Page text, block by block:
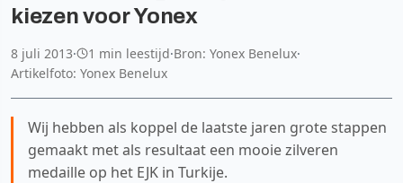
kiezen voor Yonex
8 juli 2013· 1 min leestijd·Bron: Yonex Benelux·
Artikelfoto: Yonex Benelux
Wij hebben als koppel de laatste jaren grote stappen
gemaakt met als resultaat een mooie zilveren
medaille op het EJK in Turkije.